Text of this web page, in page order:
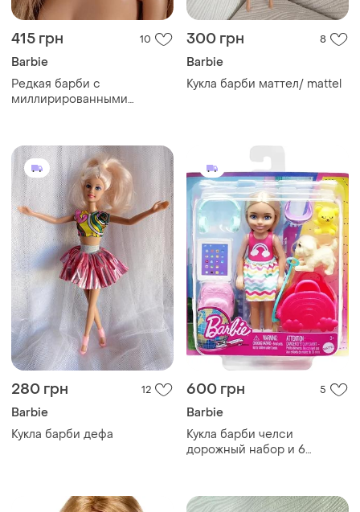
415 грн 10
Barbie
Редкая барби с
миллирированными
300 грн 8
Barbie
Кукла барби маттел/ mattel
280 грн 12
Barbie
Кукла барби дефа
600 грн 5
Barbie
Кукла барби челси
дорожный набор и 6